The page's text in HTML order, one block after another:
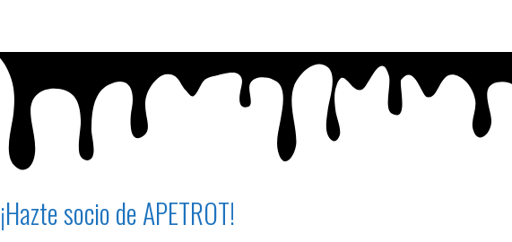
¡Hazte socio de APETROT!